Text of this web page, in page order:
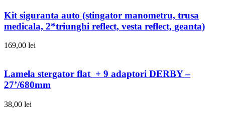
Kit siguranta auto (stingator manometru, trusa
medicala, 2*triunghi reflect, vesta reflect, geanta)
169,00 lei
Lamela stergator flat + 9 adaptori DERBY –
27’/680mm
38,00 lei